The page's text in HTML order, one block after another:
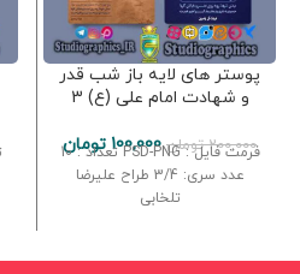
پوستر های لایه باز شب قدر
و شهادت امام علی (ع) 3
200,000 تومان 100,000 تومان
فرمت فایل : PSD-PNG تعداد : 10
عدد سری: 3/4 طراح علیرضا
تلخابی